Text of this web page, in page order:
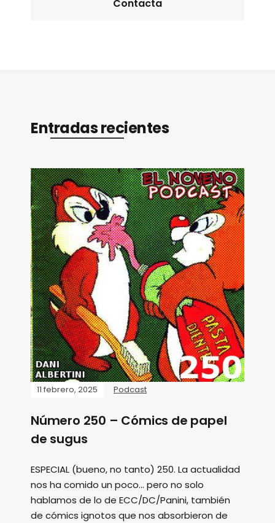
Contacta
Entradas recientes
11 febrero, 2025 Podcast
Número 250 – Cómics de papel
de sugus
ESPECIAL (bueno, no tanto) 250. La actualidad
nos ha comido un poco... pero no solo
hablamos de lo de ECC/DC/Panini, también
de cómics ignotos que nos absorbieron de